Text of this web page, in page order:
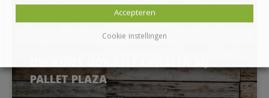
ZELF OPHALEN?
UW KUNT OOK ZELF OPHALEN BIJ
PALLET PLAZA
Cookie instellingen
Accepteren